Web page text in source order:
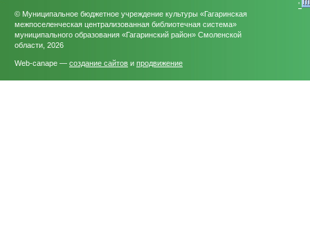
© Муниципальное бюджетное учреждение культуры «Гагаринская
межпоселенческая централизованная библиотечная система»
муниципального образования «Гагаринский район» Смоленской
области, 2026
Web-canape — создание сайтов и продвижение
'